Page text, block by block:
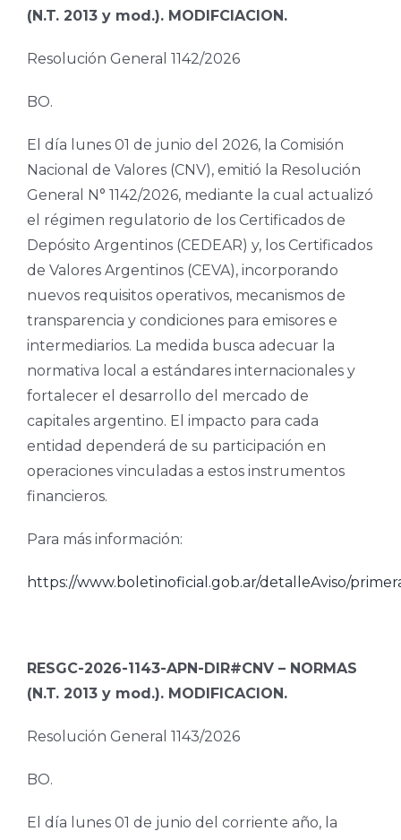
(N.T. 2013 y mod.). MODIFCIACION.
Resolución General 1142/2026
BO.
El día lunes 01 de junio del 2026, la Comisión
Nacional de Valores (CNV), emitió la Resolución
General N° 1142/2026, mediante la cual actualizó
el régimen regulatorio de los Certificados de
Depósito Argentinos (CEDEAR) y, los Certificados
de Valores Argentinos (CEVA), incorporando
nuevos requisitos operativos, mecanismos de
transparencia y condiciones para emisores e
intermediarios. La medida busca adecuar la
normativa local a estándares internacionales y
fortalecer el desarrollo del mercado de
capitales argentino. El impacto para cada
entidad dependerá de su participación en
operaciones vinculadas a estos instrumentos
financieros.
Para más información:
https://www.boletinoficial.gob.ar/detalleAviso/
RESGC-2026-1143-APN-DIR#CNV – NORMAS
(N.T. 2013 y mod.). MODIFICACION.
Resolución General 1143/2026
BO.
El día lunes 01 de junio del corriente año, la